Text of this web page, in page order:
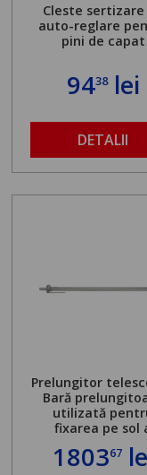
Cleste sertizare
auto-reglare
pini de capat
9438lei
DETALII
Prelungitor
Bară
utilizată
fixarea pe sol
standului mașinii
găurit în locul
180367